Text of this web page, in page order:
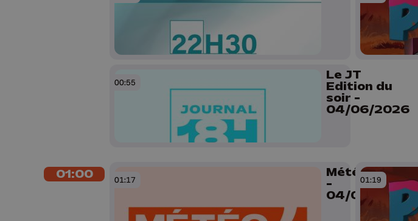
00:55
Le JT
Edition du
soir -
04/06/2026
01:00 01:17
Météo Soir
-
04/06/2026
01:19